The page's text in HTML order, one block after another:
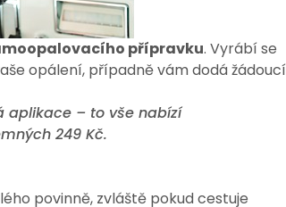
přípravku. Vyrábí se
opálení, případně vám dodá žádoucí
aplikace – to vše nabízí
249 Kč.
povinně, zvláště pokud cestuje